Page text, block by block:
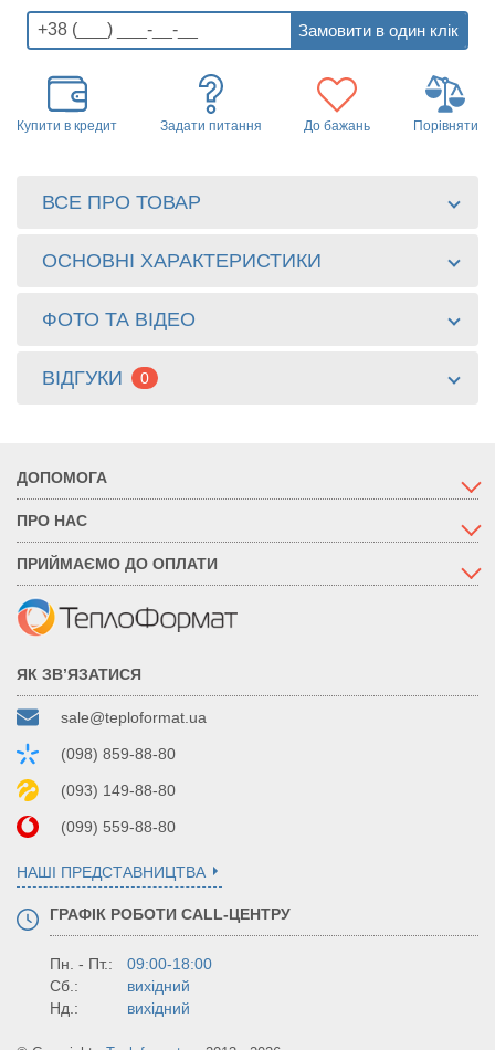
Купити в кредит Задати питання До бажань Порівняти
ВСЕ ПРО ТОВАР
ОСНОВНІ ХАРАКТЕРИСТИКИ
ФОТО ТА ВІДЕО
ВІДГУКИ 0
ДОПОМОГА
ПРО НАС
ПРИЙМАЄМО ДО ОПЛАТИ
ЯК ЗВ’ЯЗАТИСЯ
sale@teploformat.ua
(098) 859-88-80
(093) 149-88-80
(099) 559-88-80
НАШІ ПРЕДСТАВНИЦТВА
ГРАФІК РОБОТИ CALL-ЦЕНТРУ
Пн. - Пт.:
09:00-18:00
Сб.:
вихідний
Нд.:
вихідний